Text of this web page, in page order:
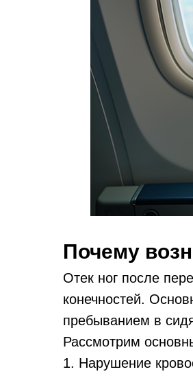
Почему
Отек ног после
конечностей.
пребыванием в
Рассмотрим
1. Нарушение